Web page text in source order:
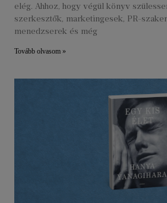
elég. Ahhoz, hogy végül könyv
szerkesztők, marketingesek, PR-
menedzserek és még
Tovább olvasom »